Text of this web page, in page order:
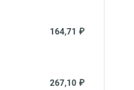
164,71 ₽
267,10 ₽